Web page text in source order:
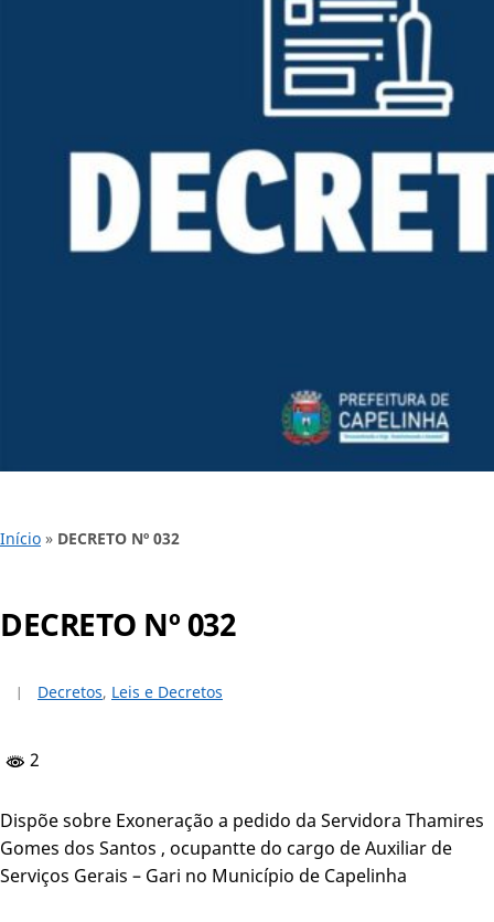
Início » DECRETO Nº 032
DECRETO Nº 032
Decretos, Leis e Decretos
2
Dispõe sobre Exoneração a pedido da Servidora Thamires
Gomes dos Santos , ocupantte do cargo de Auxiliar de
Serviços Gerais – Gari no Município de Capelinha